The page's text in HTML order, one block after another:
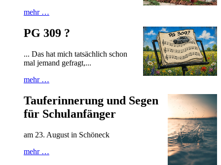
mehr …
PG 309 ?
... Das hat mich tatsächlich schon
mal jemand gefragt,...
mehr …
Tauferinnerung und Segen
für Schulanfänger
am 23. August in Schöneck
mehr …